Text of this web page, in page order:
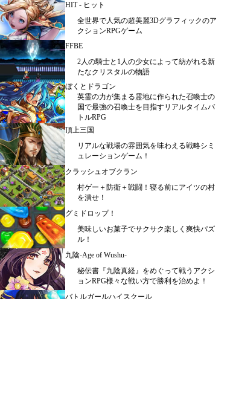
HIT - ヒット
全世界で人気の超美麗3Dグラフィックのア
クションRPGゲーム
FFBE
2人の騎士と1人の少女によって紡がれる新
たなクリスタルの物語
ぼくとドラゴン
英霊の力が集まる霊地に作られた召喚士の
国で最強の召喚士を目指すリアルタイムバ
トルRPG
頂上三国
リアルな戦場の雰囲気を味わえる戦略シミ
ュレーションゲーム！
クラッシュオブクラン
村ゲー＋防衛＋戦闘！寝る前にアイツの村
を潰せ！
グミドロップ！
美味しいお菓子でサクサク楽しく爽快パズ
ル！
九陰-Age of Wushu-
秘伝書『九陰真経』をめぐって戦うアクシ
ョンRPG様々な戦い方で勝利を治めよ！
バトルガールハイスクール